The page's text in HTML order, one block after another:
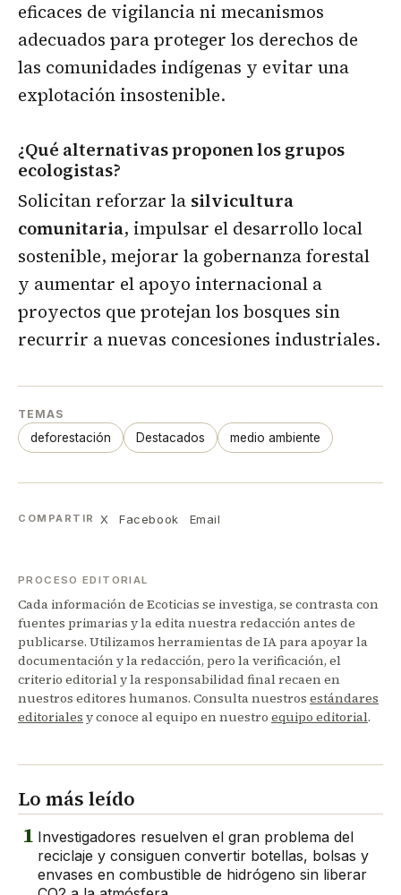
eficaces de vigilancia ni mecanismos
adecuados para proteger los derechos de
las comunidades indígenas y evitar una
explotación insostenible.
¿Qué alternativas proponen los grupos
ecologistas?
Solicitan reforzar la silvicultura
comunitaria, impulsar el desarrollo local
sostenible, mejorar la gobernanza forestal
y aumentar el apoyo internacional a
proyectos que protejan los bosques sin
recurrir a nuevas concesiones industriales.
TEMAS
deforestación Destacados medio ambiente
COMPARTIR X Facebook Email
PROCESO EDITORIAL
Cada información de Ecoticias se investiga, se contrasta con
fuentes primarias y la edita nuestra redacción antes de
publicarse. Utilizamos herramientas de IA para apoyar la
documentación y la redacción, pero la verificación, el
criterio editorial y la responsabilidad final recaen en
nuestros editores humanos. Consulta nuestros estándares
editoriales y conoce al equipo en nuestro equipo editorial.
Lo más leído
1 Investigadores resuelven el gran problema del
reciclaje y consiguen convertir botellas, bolsas y
envases en combustible de hidrógeno sin liberar